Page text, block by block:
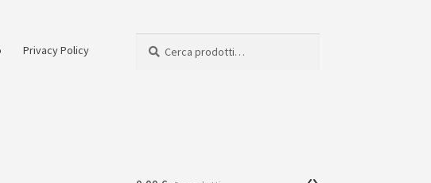
Privacy Policy